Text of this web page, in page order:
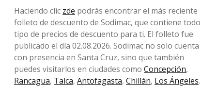
Haciendo clic zde podrás encontrar el más reciente
folleto de descuento de Sodimac, que contiene todo
tipo de precios de descuento para ti. El folleto fue
publicado el día 02.08.2026. Sodimac no solo cuenta
con presencia en Santa Cruz, sino que también
puedes visitarlos en ciudades como Concepción,
Rancagua, Talca, Antofagasta, Chillán, Los Ángeles.